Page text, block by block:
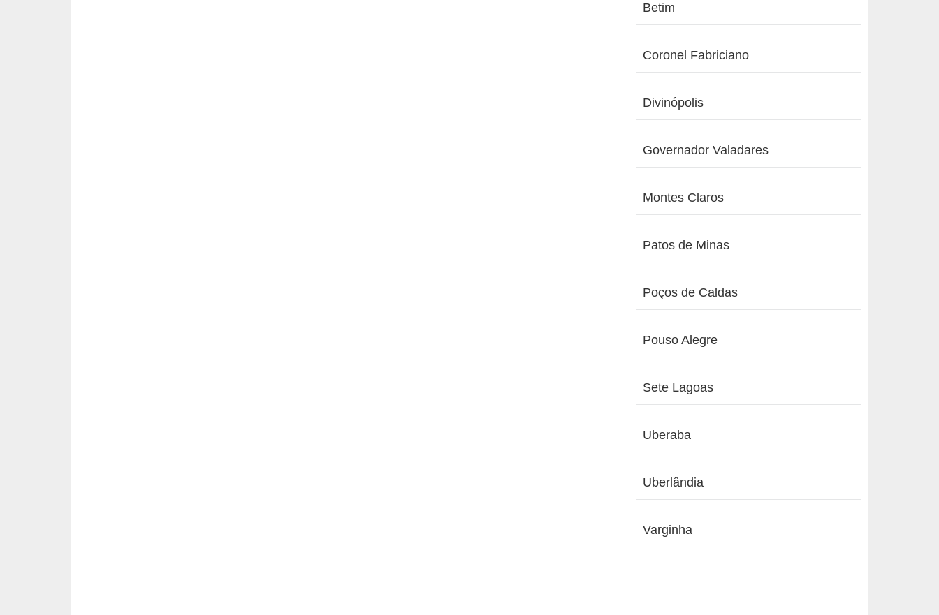
Betim
Coronel Fabriciano
Divinópolis
Governador Valadares
Montes Claros
Patos de Minas
Poços de Caldas
Pouso Alegre
Sete Lagoas
Uberaba
Uberlândia
Varginha